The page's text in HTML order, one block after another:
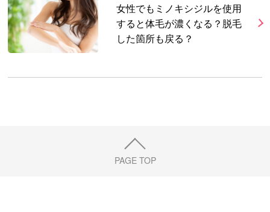
女性でもミノキシジルを使用
すると体毛が濃くなる？脱毛
した箇所も戻る？
PAGE TOP